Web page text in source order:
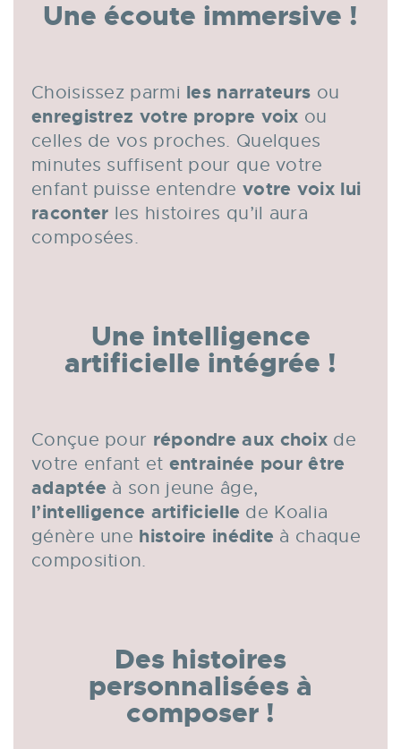
Des histoires
personnalisées à
composer !
Une intelligence
artificielle intégrée !
Conçue pour répondre aux choix de
votre enfant et entrainée pour être
adaptée à son jeune âge,
l’intelligence artificielle de Koalia
génère une histoire inédite à chaque
composition.
Une écoute immersive !
Choisissez parmi les narrateurs ou
enregistrez votre propre voix ou
celles de vos proches. Quelques
minutes suffisent pour que votre
enfant puisse entendre votre voix lui
raconter les histoires qu’il aura
composées.